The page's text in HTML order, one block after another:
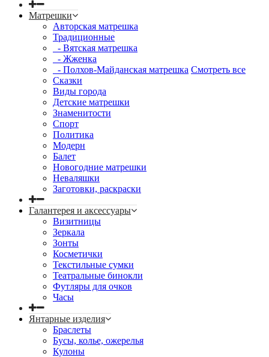
Матрешки
Авторская матрешка
Традиционные
- Вятская матрешка
- Жженка
- Полхов-Майданская матрешка Смотреть все
Сказки
Виды города
Детские матрешки
Знаменитости
Спорт
Политика
Модерн
Балет
Новогодние матрешки
Неваляшки
Заготовки, раскраски
Галантерея и аксессуары
Визитницы
Зеркала
Зонты
Косметички
Текстильные сумки
Театральные бинокли
Футляры для очков
Часы
Янтарные изделия
Браслеты
Бусы, колье, ожерелья
Кулоны